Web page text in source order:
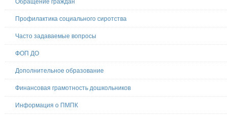
Обращение граждан
Профилактика социального сиротства
Часто задаваемые вопросы
ФОП ДО
Дополнительное образование
Финансовая грамотность дошкольников
Информация о ПМПК